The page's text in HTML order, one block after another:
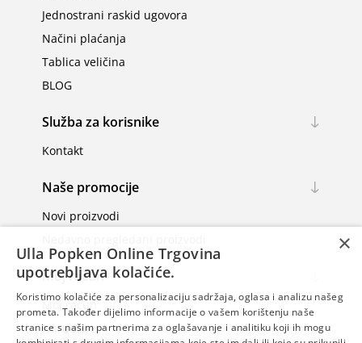
Jednostrani raskid ugovora
Načini plaćanja
Tablica veličina
BLOG
Služba za korisnike
Kontakt
Naše promocije
Novi proizvodi
Moj račun
Moj račun
Narudžbe
×
Ulla Popken Online Trgovina
upotrebljava kolačiće.
Koristimo kolačiće za personalizaciju sadržaja, oglasa i analizu našeg
prometa. Također dijelimo informacije o vašem korištenju naše
stranice s našim partnerima za oglašavanje i analitiku koji ih mogu